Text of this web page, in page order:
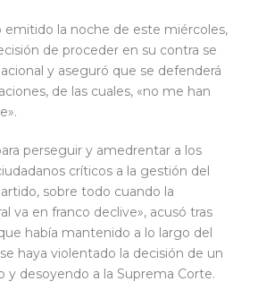
emitido la noche de este miércoles,
de proceder en su contra se
y aseguró que se defenderá
de las cuales, «no me han
perseguir y amedrentar a los
críticos a la gestión del
sobre todo cuando la
va en franco declive», acusó tras
había mantenido a lo largo del
haya violentado la decisión de un
y desoyendo a la Suprema Corte.